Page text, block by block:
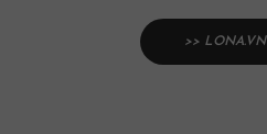
>> LONA.VN